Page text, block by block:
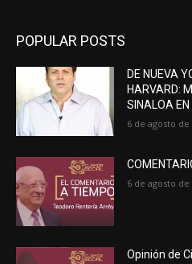
POPULAR POSTS
DE NUEVA
HARVARD:
SINALOA
6 de agosto de
6 de agosto de
Opinión de